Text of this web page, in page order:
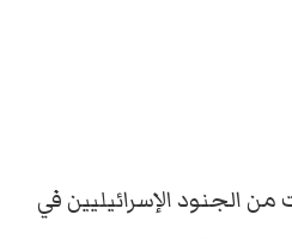
الجنود الإسرائيليين في